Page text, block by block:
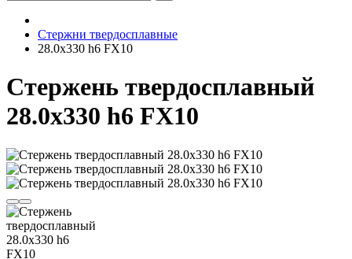
Cтержни твердосплавные
28.0х330 h6 FX10
Стержень твердосплавный
28.0х330 h6 FX10